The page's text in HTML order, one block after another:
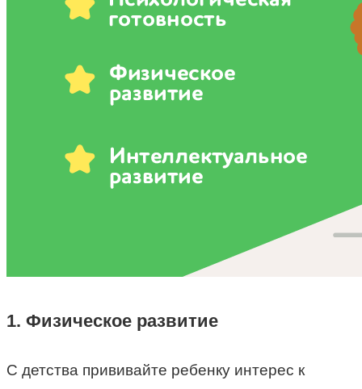
1. Физическое развитие
С детства прививайте ребенку интерес к